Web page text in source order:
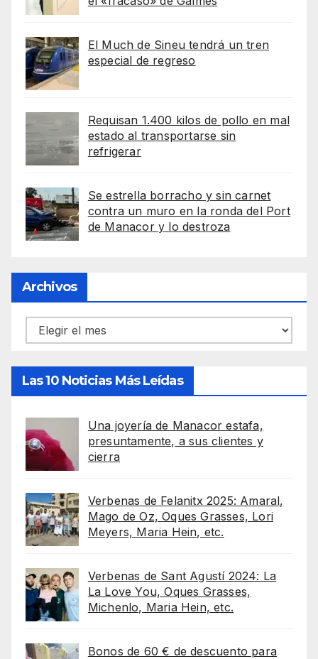
El Much de Sineu tendrá un tren
especial de regreso
Requisan 1.400 kilos de pollo en mal
estado al transportarse sin
refrigerar
Se estrella borracho y sin carnet
contra un muro en la ronda del Port
de Manacor y lo destroza
Archivos
Archivos
Las 10 Noticias Más Leídas
Una joyería de Manacor estafa,
presuntamente, a sus clientes y
cierra
Verbenas de Felanitx 2025: Amaral,
Mago de Oz, Oques Grasses, Lori
Meyers, Maria Hein, etc.
Verbenas de Sant Agustí 2024: La
La Love You, Oques Grasses,
Michenlo, Maria Hein, etc.
Bonos de 60 € de descuento para